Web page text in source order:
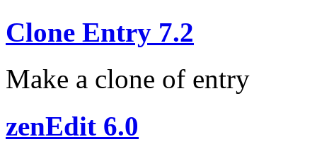
Clone Entry 7.2
Make a clone of entry
zenEdit 6.0